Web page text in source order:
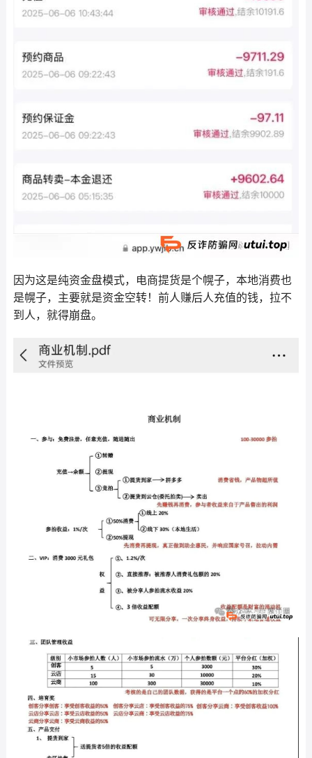
因为这是纯资金盘模式，电商提货是个幌子，本地消费也
是幌子，主要就是资金空转！前人赚后人充值的钱，拉不
到人，就得崩盘。